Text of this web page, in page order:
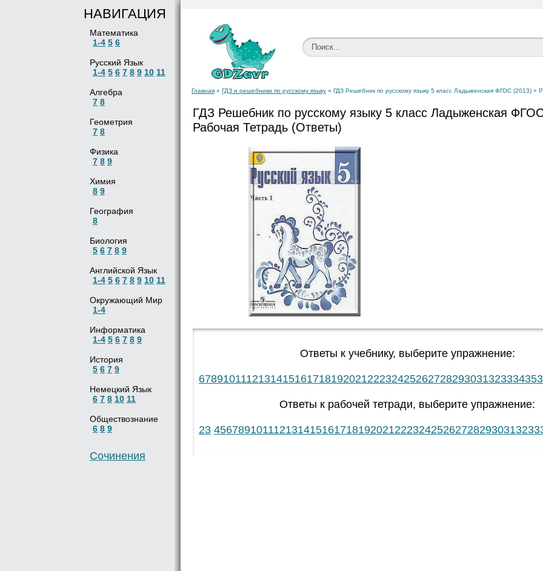
НАВИГАЦИЯ
Математика
1-4 5 6
Русский Язык
1-4 5 6 7 8 9 10 11
Алгебра
7 8
Геометрия
7 8
Физика
7 8 9
Химия
8 9
География
8
Биология
5 6 7 8 9
Английской Язык
1-4 5 6 7 8 9 10 11
Окружающий Мир
1-4
Информатика
1-4 5 6 7 8 9
История
5 6 7 9
Немецкий Язык
6 7 8 10 11
Обществознание
6 8 9
Сочинения
Главная » ГДЗ и решебники по русскому языку » ГДЗ Решебник по русскому языку 5 класс Ладыженская ФГОС (2013) +
ГДЗ Решебник по русскому языку 5 класс Ладыженская
Рабочая Тетрадь (Ответы)
Ответы к учебнику, выберите упражнение:
67891011121314151617181920212223242526272829303132333435
Ответы к рабочей тетради, выберите упражнение:
23 456789101112131415161718192021222324252627282930313233